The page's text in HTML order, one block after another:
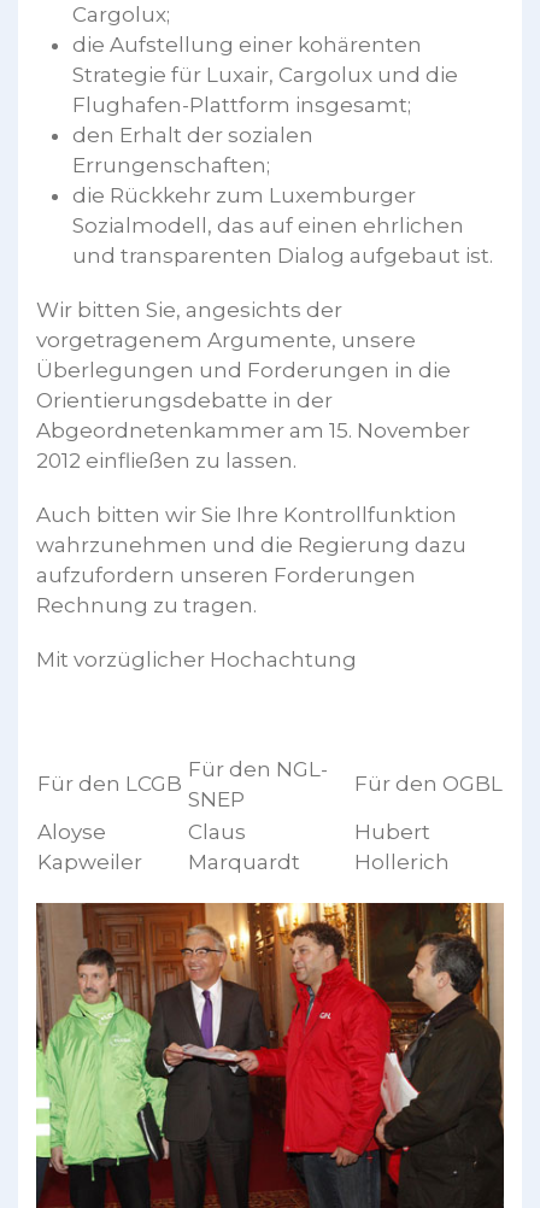
Cargolux;
die Aufstellung einer kohärenten
Strategie für Luxair, Cargolux und die
Flughafen-Plattform insgesamt;
den Erhalt der sozialen
Errungenschaften;
die Rückkehr zum Luxemburger
Sozialmodell, das auf einen ehrlichen
und transparenten Dialog aufgebaut ist.
Wir bitten Sie, angesichts der
vorgetragenem Argumente, unsere
Überlegungen und Forderungen in die
Orientierungsdebatte in der
Abgeordnetenkammer am 15. November
2012 einfließen zu lassen.
Auch bitten wir Sie Ihre Kontrollfunktion
wahrzunehmen und die Regierung dazu
aufzufordern unseren Forderungen
Rechnung zu tragen.
Mit vorzüglicher Hochachtung
Für den LCGB
Für den NGL-
SNEP
Für den OGBL
Aloyse
Kapweiler
Claus
Marquardt
Hubert
Hollerich